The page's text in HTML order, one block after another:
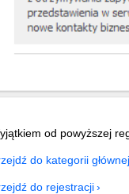
od powyższej
do kategorii
do rejestracji